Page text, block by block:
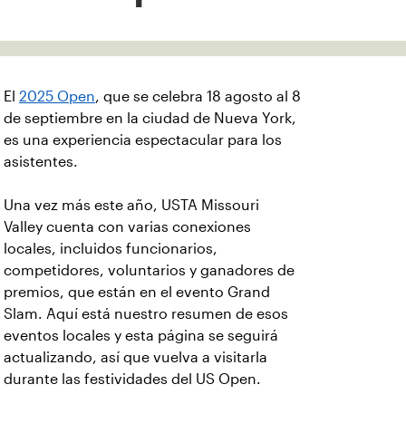
El 2025 Open, que se celebra 18 agosto al 8
de septiembre en la ciudad de Nueva York,
es una experiencia espectacular para los
asistentes.
Una vez más este año, USTA Missouri
Valley cuenta con varias conexiones
locales, incluidos funcionarios,
competidores, voluntarios y ganadores de
premios, que están en el evento Grand
Slam. Aquí está nuestro resumen de esos
eventos locales y esta página se seguirá
actualizando, así que vuelva a visitarla
durante las festividades del US Open.